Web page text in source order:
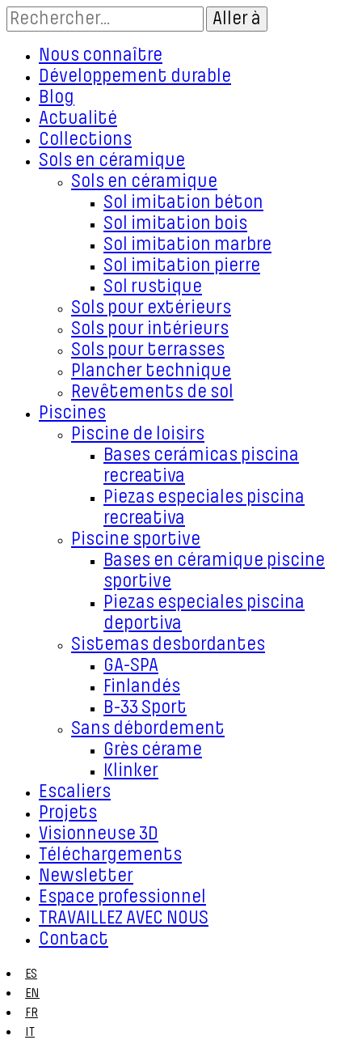
Nous connaître
Développement durable
Blog
Actualité
Collections
Sols en céramique
Sols en céramique
Sol imitation béton
Sol imitation bois
Sol imitation marbre
Sol imitation pierre
Sol rustique
Sols pour extérieurs
Sols pour intérieurs
Sols pour terrasses
Plancher technique
Revêtements de sol
Piscines
Piscine de loisirs
Bases cerámicas piscina
recreativa
Piezas especiales piscina
recreativa
Piscine sportive
Bases en céramique piscine
sportive
Piezas especiales piscina
deportiva
Sistemas desbordantes
GA-SPA
Finlandés
B-33 Sport
Sans débordement
Grès cérame
Klinker
Escaliers
Projets
Visionneuse 3D
Téléchargements
Newsletter
Espace professionnel
TRAVAILLEZ AVEC NOUS
Contact
ES
EN
FR
IT